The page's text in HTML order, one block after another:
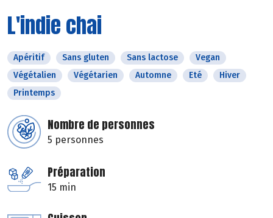
L'indie chai
Apéritif Sans gluten Sans lactose
Vegan
Végétalien
Végétarien Automne Eté
Hiver
Printemps
Nombre de personnes
5 personnes
Préparation
15 min